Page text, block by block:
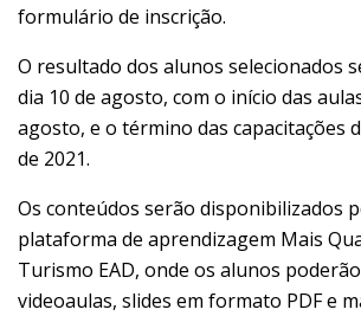
formulário de inscrição.
O resultado dos alunos selecionados
dia 10 de agosto, com o início das
agosto, e o término das capacitações
de 2021.
Os conteúdos serão disponibilizados
plataforma de aprendizagem Mais
Turismo EAD, onde os alunos
videoaulas, slides em formato PDF e